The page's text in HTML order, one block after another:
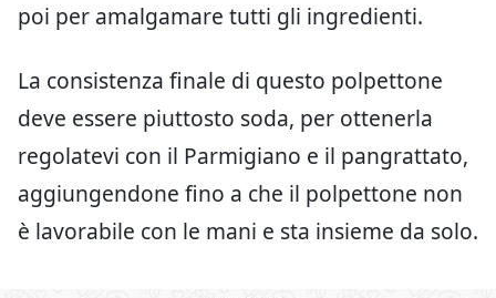
poi per amalgamare tutti gli ingredienti.
La consistenza finale di questo polpettone
deve essere piuttosto soda, per ottenerla
regolatevi con il Parmigiano e il pangrattato,
aggiungendone fino a che il polpettone non
è lavorabile con le mani e sta insieme da solo.